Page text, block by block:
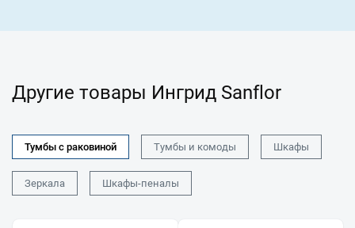
Другие товары Ингрид Sanflor
Тумбы с раковиной Тумбы и комоды Шкафы
Зеркала Шкафы-пеналы